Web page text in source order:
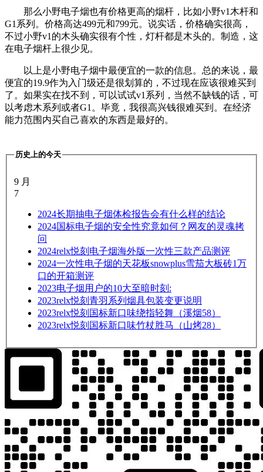
那么小野电子烟也有价格更高的烟杆，比如小野v1木杆和
G1系列。价格高达499元和799元。说实话，价格确实很高，
不过小野v1的木头确实很有个性，灯杆都是木头的。制造，这
在电子烟杆上很少见。
以上是小野电子烟中最便宜的一款的信息。总的来说，最
便宜的19.9作为入门级还是很划算的，不过现在应该很难买到
了。如果实在找不到，可以试试v1系列，当然不缺钱的话，可
以考虑木系列或者G1。毕竟，我很高兴钱很难买到。在经济
能力范围内买自己喜欢的东西是最好的。
历史上的今天
9 月
7
2024长期抽电子烟体检报告会有什么样的结论
2024国标电子烟的安全性究竟如何？网友的灵魂拷
问
2024relx悦刻电子烟海外版一次性三款产品测评
2024一次性电子烟的天花板snowplus雪茄大板砖1万
口的开箱测评
2023电子烟用户的10大至暗时刻:
2023relx悦刻青羽系列烟具包装变更说明
2023relx悦刻国标新口味绕指轻舞（溪烟58）
2023relx悦刻国标新口味竹杖胜马（山烤28）